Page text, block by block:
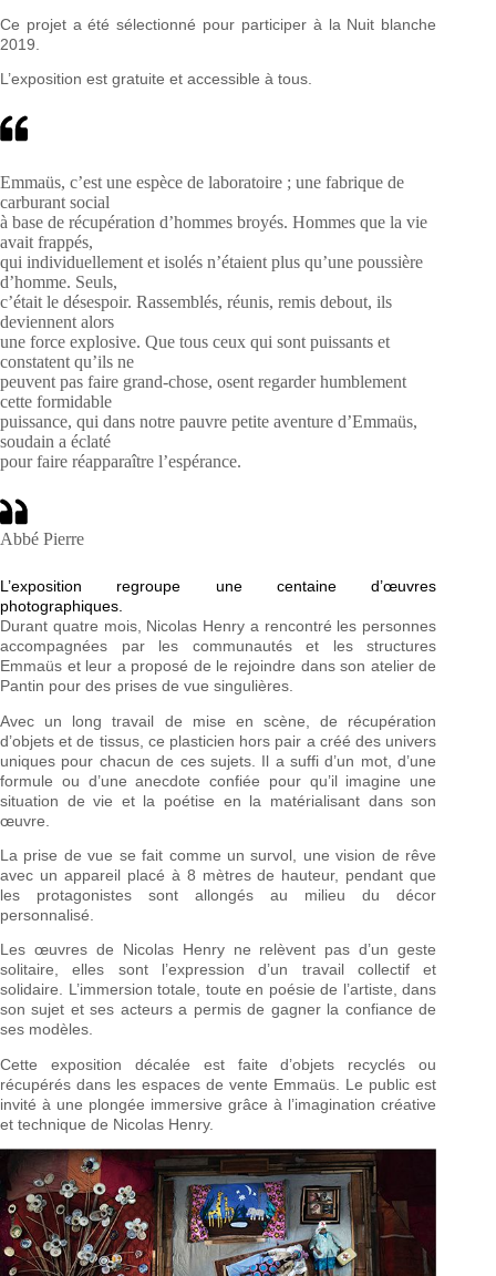
Ce projet a été sélectionné pour participer à la Nuit blanche
2019.
L’exposition est gratuite et accessible à tous.
Emmaüs, c’est une espèce de laboratoire ; une fabrique de
carburant social
à base de récupération d’hommes broyés. Hommes que la vie
avait frappés,
qui individuellement et isolés n’étaient plus qu’une poussière
d’homme. Seuls,
c’était le désespoir. Rassemblés, réunis, remis debout, ils
deviennent alors
une force explosive. Que tous ceux qui sont puissants et
constatent qu’ils ne
peuvent pas faire grand-chose, osent regarder humblement
cette formidable
puissance, qui dans notre pauvre petite aventure d’Emmaüs,
soudain a éclaté
pour faire réapparaître l’espérance.
Abbé Pierre
L’exposition regroupe une centaine d’œuvres
photographiques.
Durant quatre mois, Nicolas Henry a rencontré les personnes
accompagnées par les communautés et les structures
Emmaüs et leur a proposé de le rejoindre dans son atelier de
Pantin pour des prises de vue singulières.
Avec un long travail de mise en scène, de récupération
d’objets et de tissus, ce plasticien hors pair a créé des univers
uniques pour chacun de ces sujets. Il a suffi d’un mot, d’une
formule ou d’une anecdote confiée pour qu’il imagine une
situation de vie et la poétise en la matérialisant dans son
œuvre.
La prise de vue se fait comme un survol, une vision de rêve
avec un appareil placé à 8 mètres de hauteur, pendant que
les protagonistes sont allongés au milieu du décor
personnalisé.
Les œuvres de Nicolas Henry ne relèvent pas d’un geste
solitaire, elles sont l’expression d’un travail collectif et
solidaire. L’immersion totale, toute en poésie de l’artiste, dans
son sujet et ses acteurs a permis de gagner la confiance de
ses modèles.
Cette exposition décalée est faite d’objets recyclés ou
récupérés dans les espaces de vente Emmaüs. Le public est
invité à une plongée immersive grâce à l’imagination créative
et technique de Nicolas Henry.